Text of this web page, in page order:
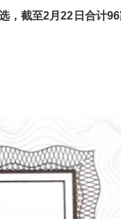
，截至2月22日合计